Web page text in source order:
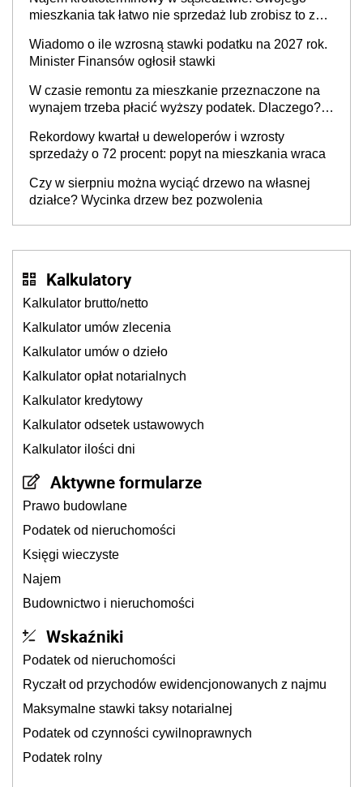
mieszkania tak łatwo nie sprzedaż lub zrobisz to ze
Wiadomo o ile wzrosną stawki podatku na 2027 rok.
Minister Finansów ogłosił stawki
W czasie remontu za mieszkanie przeznaczone na
wynajem trzeba płacić wyższy podatek. Dlaczego?
Rekordowy kwartał u deweloperów i wzrosty
sprzedaży o 72 procent: popyt na mieszkania wraca
Czy w sierpniu można wyciąć drzewo na własnej
działce? Wycinka drzew bez pozwolenia
Kalkulatory
Kalkulator brutto/netto
Kalkulator umów zlecenia
Kalkulator umów o dzieło
Kalkulator opłat notarialnych
Kalkulator kredytowy
Kalkulator odsetek ustawowych
Kalkulator ilości dni
Aktywne formularze
Prawo budowlane
Podatek od nieruchomości
Księgi wieczyste
Najem
Budownictwo i nieruchomości
Wskaźniki
Podatek od nieruchomości
Ryczałt od przychodów ewidencjonowanych z najmu
Maksymalne stawki taksy notarialnej
Podatek od czynności cywilnoprawnych
Podatek rolny